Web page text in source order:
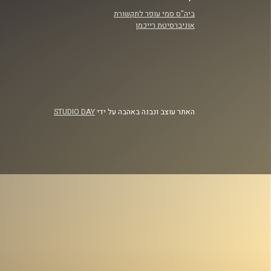
ביה"ס סמי עופר לתקשורת
אוניברסיטת רייכמן
האתר עוצב ונבנה באהבה על ידיSTUDIO DAY